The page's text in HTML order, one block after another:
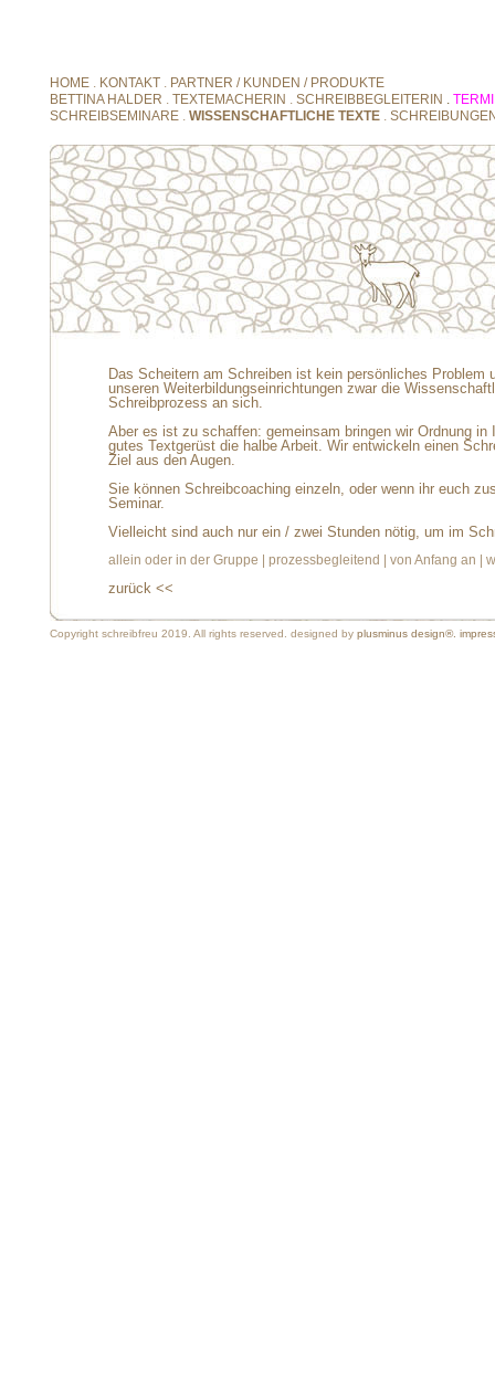
HOME . KONTAKT . PARTNER / KUNDEN / PRODUKTE
BETTINA HALDER . TEXTEMACHERIN . SCHREIBBEGLEITERIN .
SCHREIBSEMINARE. WISSENSCHAFTLICHE TEXTE.
Das Scheitern am Schreiben ist kein persönliches
unseren Weiterbildungseinrichtungen zwar die
Schreibprozess an sich.
Aber es ist zu schaffen: gemeinsam bringen wir Ordnung
gutes Textgerüst die halbe Arbeit. Wir entwickeln einen
Ziel aus den Augen.
Sie können Schreibcoaching einzeln, oder wenn ihr euch
Seminar.
Vielleicht sind auch nur ein / zwei Stunden nötig, um im
allein oder in der Gruppe | prozessbegleitend | von Anfang an |
zurück <<
Copyright schreibfreu 2019. All rights reserved. designed by plusminus design®.